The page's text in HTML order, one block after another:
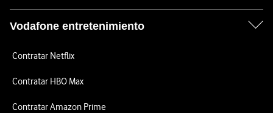
Vodafone entretenimiento
Contratar Netflix
Contratar HBO Max
Contratar Amazon Prime